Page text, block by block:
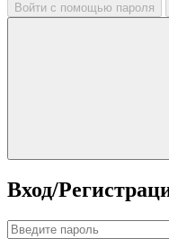
Войти с помощью пароля
Вход/